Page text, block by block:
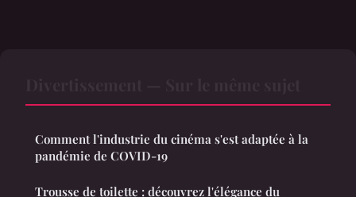
Comment l'industrie du cinéma s'est adaptée à la
pandémie de COVID-19
Trousse de toilette : découvrez l'élégance du